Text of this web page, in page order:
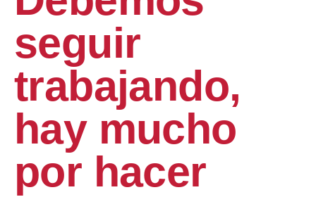
seguir
trabajando,
hay mucho
por hacer